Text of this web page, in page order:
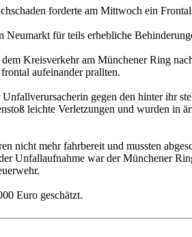
forderte am Mittwoch ein
für teils erhebliche
Kreisverkehr am Münchener Ring
aufeinander prallten.
gegen den hinter ihr
leichte Verletzungen und wurden in
nicht mehr fahrbereit und mussten
Unfallaufnahme war der Münchener
Euro geschätzt.